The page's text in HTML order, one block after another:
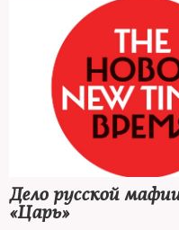
Дело русской
«Царь»